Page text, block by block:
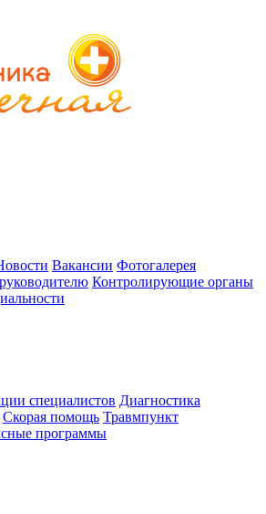
Вакансии Фотогалерея
Контролирующие органы
специалистов Диагностика
Скорая помощь Травмпункт
программы